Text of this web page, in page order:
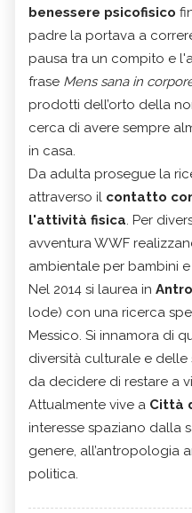
benessere psicofisico
padre la portava a
pausa tra un compito e
frase Mens sana in
prodotti dell’orto della
cerca di avere sempre
in casa.
Da adulta prosegue la
attraverso il contatto
l'attività fisica. Per
avventura WWF
ambientale per bambini e
Nel 2014 si laurea in
lode) con una ricerca
Messico. Si innamora di
diversità culturale e
da decidere di restare a
Attualmente vive a Città
interesse spaziano dalla
genere, all’antropologia
politica.